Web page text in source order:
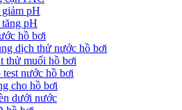
pH
pH
hồ bơi
dịch thử nước hồ bơi
thử muối hồ bơi
test nước hồ bơi
cho hồ bơi
dưới nước